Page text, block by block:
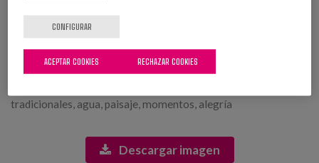
sugiriendo un entorno natural impresionante que
complementa el ambiente marítimo.
Etiquetas:
tradicionales, agua, paisaje, momentos, alegría
Descargar imagen
CONFIGURAR
RECHAZAR COOKIES
ACEPTAR COOKIES